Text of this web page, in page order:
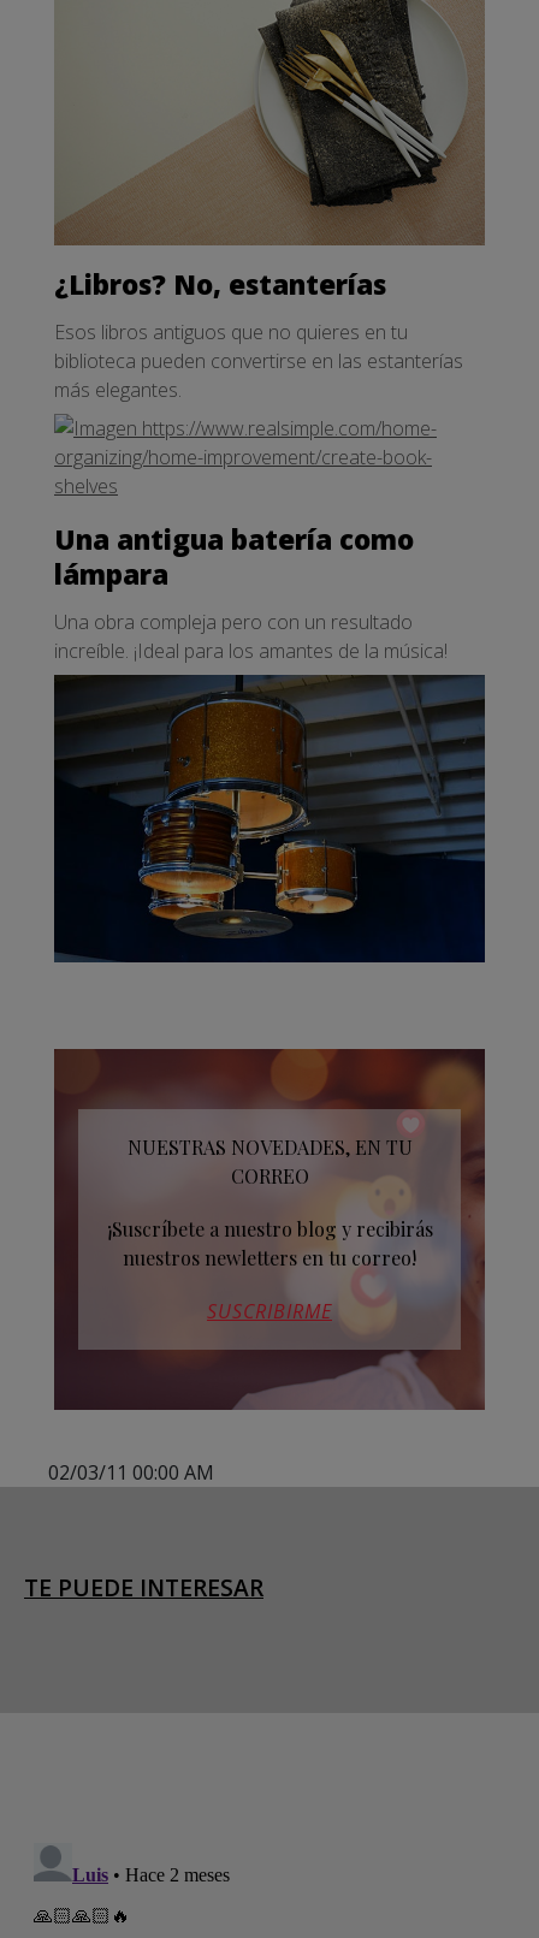
¿Libros? No, estanterías
Esos libros antiguos que no quieres en tu
biblioteca pueden convertirse en las estanterías
más elegantes.
Una antigua batería como
lámpara
Una obra compleja pero con un resultado
increíble. ¡Ideal para los amantes de la música!
NUESTRAS NOVEDADES, EN TU
CORREO
¡Suscríbete a nuestro blog y recibirás
nuestros newletters en tu correo!
SUSCRIBIRME
02/03/11 00:00 AM
TE PUEDE INTERESAR